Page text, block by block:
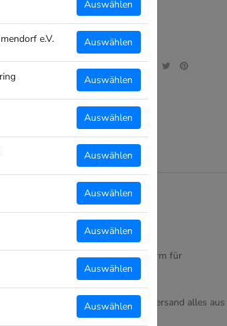
Auswählen
e.V. Auswählen
Auswählen
Auswählen
Auswählen
Auswählen
Auswählen
Auswählen
Auswählen
CLUBTEXTIL.DE?
eine massgeschneiderte Plattform für
und Endkunden!
Produktion, Veredelung und Versand alles aus
Made in Bayern!